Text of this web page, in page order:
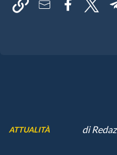
ATTUALITÀ di